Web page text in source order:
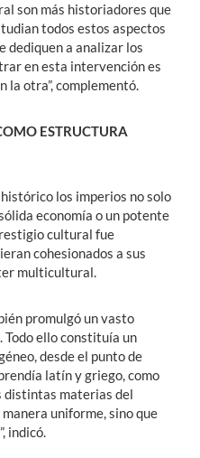
son más historiadores que
todos estos aspectos
dediquen a analizar los
en esta intervención es
la otra”, complementó.
ESTRUCTURA
los imperios no solo
economía o un potente
cultural fue
cohesionados a sus
multicultural.
promulgó un vasto
Todo ello constituía un
desde el punto de
latín y griego, como
distintas materias del
uniforme, sino que
indicó.